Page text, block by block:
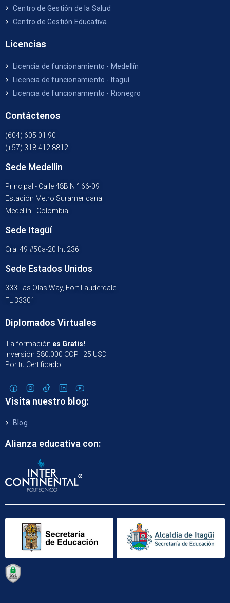
Centro de Gestión de la Salud
Centro de Gestión Educativa
Licencias
Licencia de funcionamiento - Medellín
Licencia de funcionamiento - Itagüí
Licencia de funcionamiento - Rionegro
Contáctenos
(604) 605 01 90
(+57) 318 412 8812
Sede Medellín
Principal - Calle 48B N ° 66-09
Estación Metro Suramericana
Medellín - Colombia
Sede Itagüí
Cra. 49 #50a-20 Int 236
Sede Estados Unidos
333 Las Olas Way, Fort Lauderdale
FL 33301
Diplomados Virtuales
¡La formación es Gratis!
Inversión $80.000 COP | 25 USD
Por tu Certificado.
Visita nuestro blog:
Blog
Alianza educativa con: